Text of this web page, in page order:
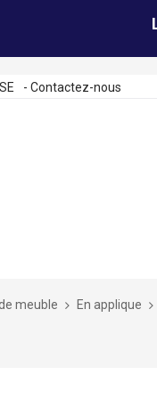
- Contactez-nous
meuble En applique